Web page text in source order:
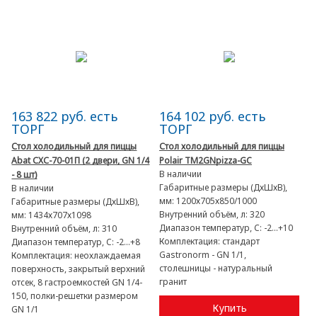
163 822 руб. есть
ТОРГ
Стол холодильный для пиццы
Abat СХС-70-01П (2 двери, GN 1/4
- 8 шт)
В наличии
Габаритные размеры (ДхШхВ),
мм: 1434х707х1098
Внутренний объём, л:310
Диапазон температур, C: -2...+8
Комплектация:неохлаждаемая
поверхность, закрытый верхний
отсек, 8 гастроемкостей GN 1/4-
150, полки-решетки размером
GN 1/1
164 102 руб. есть
ТОРГ
Стол холодильный для пиццы
Polair TM2GNpizza-GC
В наличии
Габаритные размеры (ДхШхВ),
мм: 1200х705х850/1000
Внутренний объём, л: 320
Диапазон температур, C: -2...+10
Комплектация: стандарт
Gastronorm - GN 1/1,
столешницы - натуральный
гранит
Купить